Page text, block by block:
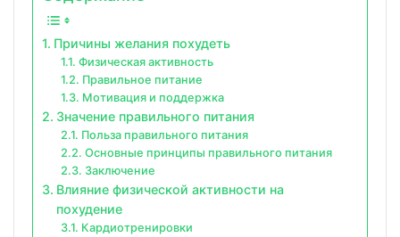
Причины желания похудеть
Физическая активность
Правильное питание
Мотивация и поддержка
Значение правильного питания
Польза правильного питания
Основные принципы правильного питания
Заключение
Влияние физической активности на
похудение
Кардиотренировки